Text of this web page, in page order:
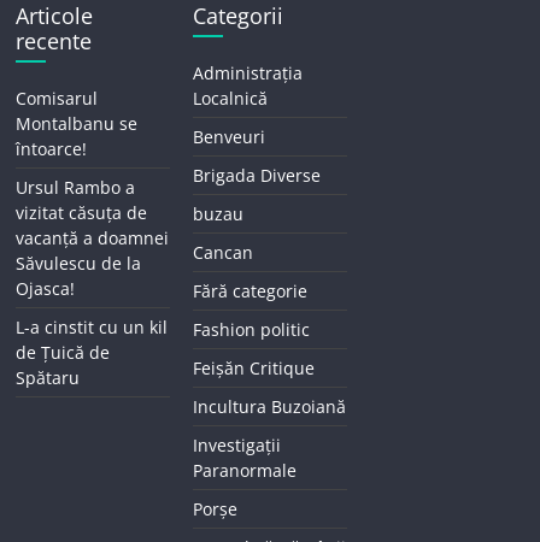
Articole
recente
Comisarul
Montalbanu se
întoarce!
Ursul Rambo a
vizitat căsuța de
vacanță a doamnei
Săvulescu de la
Ojasca!
L-a cinstit cu un kil
de Țuică de
Spătaru
Categorii
Administrația
Localnică
Benveuri
Brigada Diverse
buzau
Cancan
Fără categorie
Fashion politic
Feișăn Critique
Incultura Buzoiană
Investigații
Paranormale
Porșe